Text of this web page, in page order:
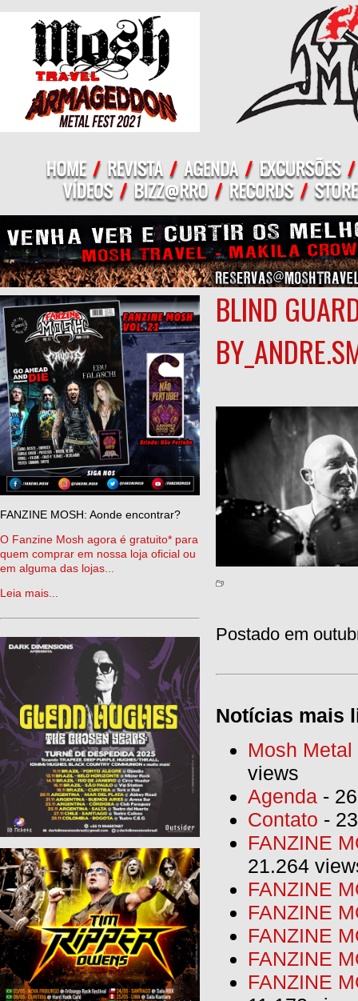
FANZINE MOSH: Aonde encontrar?
O Fanzine Mosh agora é gratuito* para
quem comprar em nossa loja oficial ou
em alguma das lojas...
Leia mais...
BLIND
Postado em
Notícias mais
Mosh
views
Agenda -
Contato -
FANZINE
21.264
FANZINE
FANZINE
FANZINE
FANZINE
FANZINE